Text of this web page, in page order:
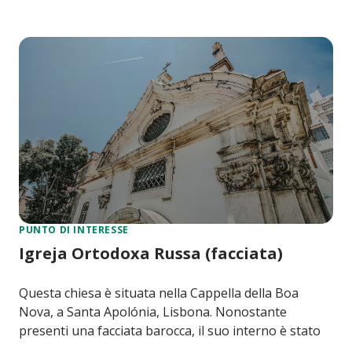
PUNTO DI INTERESSE
Igreja Ortodoxa Russa (facciata)
Questa chiesa è situata nella Cappella della Boa
Nova, a Santa Apolónia, Lisbona. Nonostante
presenti una facciata barocca, il suo interno è stato